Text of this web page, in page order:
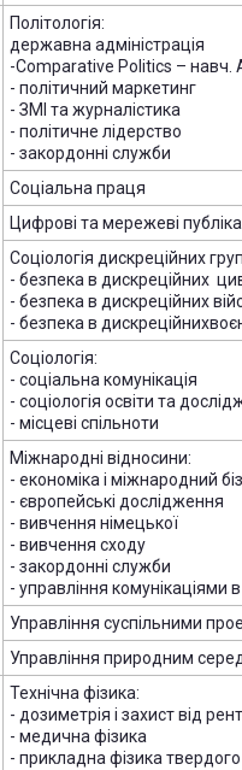
Політологія:
державна адміністрація
-Comparative Politics – навч.
- політичний маркетинг
- ЗМІ та журналістика
- політичне лідерство
- закордонні служби
Соціальна праця
Цифрові та мережеві
Соціологія дискреційних
- безпека в дискреційних
- безпека в дискреційних
- безпека в
Соціологія:
- соціальна комунікація
- соціологія освіти та
- місцеві спільноти
Міжнародні відносини:
- економіка і міжнародний
- європейські дослідження
- вивчення німецької
- вивчення сходу
- закордонні служби
- управління комунікаціями
Управління суспільними
Управління природним
Технічна фізика:
- дозиметрія і захист від
- медична фізика
- прикладна фізика твердого